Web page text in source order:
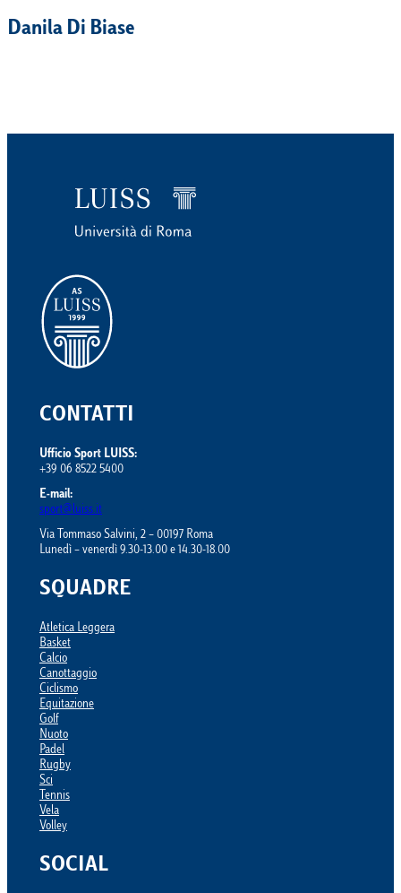
Danila Di Biase
CONTATTI
Ufficio Sport LUISS:
+39 06 8522 5400
E-mail:
sport@luiss.it
Via Tommaso Salvini, 2 – 00197 Roma
Lunedì – venerdì 9.30-13.00 e 14.30-18.00
SQUADRE
Atletica Leggera
Basket
Calcio
Canottaggio
Ciclismo
Equitazione
Golf
Nuoto
Padel
Rugby
Sci
Tennis
Vela
Volley
SOCIAL